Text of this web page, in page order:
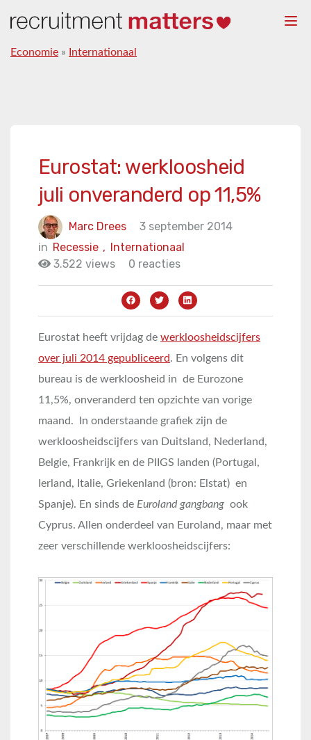
Economie » Internationaal
Eurostat: werkloosheid
juli onveranderd op 11,5%
Marc Drees
3 september 2014
in
Internationaal
Recessie ,
3.522 views
0 reacties
Eurostat heeft vrijdag de werkloosheidscijfers
over juli 2014 gepubliceerd. En volgens dit
bureau is de werkloosheid in de Eurozone
11,5%, onveranderd ten opzichte van vorige
maand. In onderstaande grafiek zijn de
werkloosheidscijfers van Duitsland, Nederland,
Belgie, Frankrijk en de PIIGS landen (Portugal,
Ierland, Italie, Griekenland (bron: Elstat) en
Spanje). En sinds de Euroland gangbang ook
Cyprus. Allen onderdeel van Euroland, maar met
zeer verschillende werkloosheidscijfers: